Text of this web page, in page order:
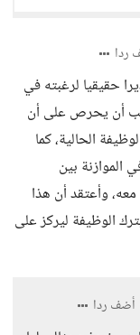
ردا
حقيقيا لرغبته في
أن يحرص على أن
الحالية، كما
الموازنة بين
وأعتقد أن هذا
الوظيفة ليركز على
أضف ردا